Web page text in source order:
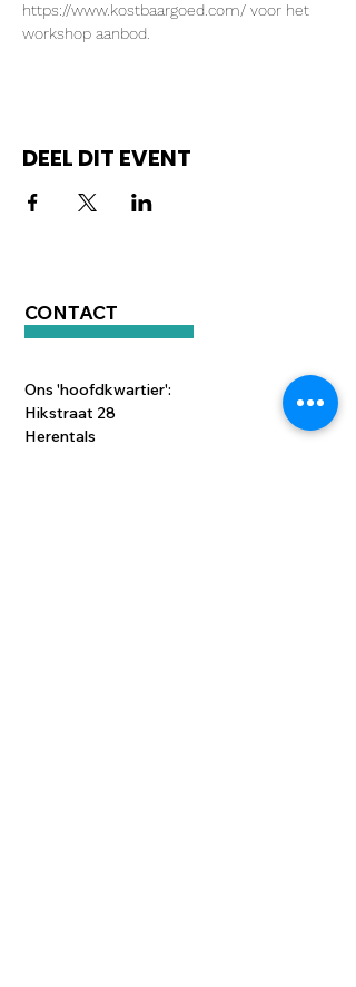
https://www.kostbaargoed.com/ voor het
workshop aanbod.
DEEL DIT EVENT
CONTACT
Ons 'hoofdkwartier':
Hikstraat 28
Herentals